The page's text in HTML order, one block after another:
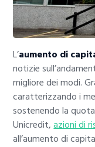
L’aumento di
notizie
migliore dei modi.
caratterizzando i
sostenendo la
Unicredit,azioni di
all’aumento di